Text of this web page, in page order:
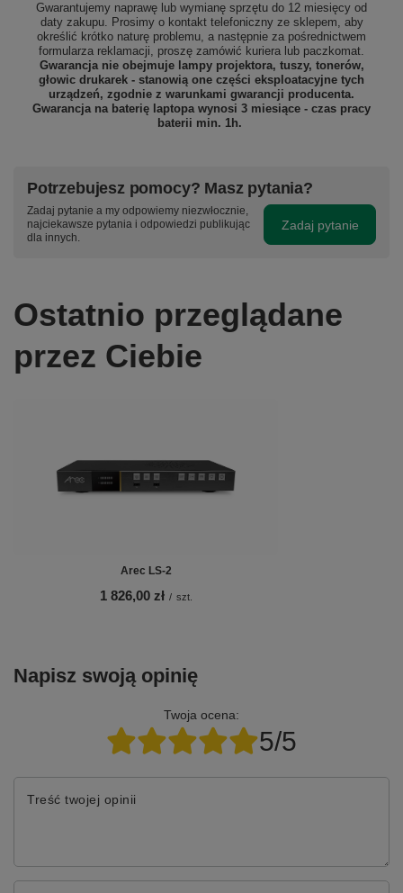
Gwarantujemy naprawę lub wymianę sprzętu do 12 miesięcy od
daty zakupu. Prosimy o kontakt telefoniczny ze sklepem, aby
określić krótko naturę problemu, a następnie za pośrednictwem
formularza reklamacji, proszę zamówić kuriera lub paczkomat.
Gwarancja nie obejmuje lampy projektora, tuszy, tonerów,
głowic drukarek - stanowią one części eksploatacyjne tych
urządzeń, zgodnie z warunkami gwarancji producenta.
Gwarancja na baterię laptopa wynosi 3 miesiące - czas pracy
baterii min. 1h.
Potrzebujesz pomocy? Masz pytania?
Zadaj pytanie a my odpowiemy niezwłocznie,
najciekawsze pytania i odpowiedzi publikując
dla innych.
Zadaj pytanie
Ostatnio przeglądane
przez Ciebie
Arec LS-2
1 826,00 zł / szt.
Napisz swoją opinię
Twoja ocena:
5/5
Treść twojej opinii